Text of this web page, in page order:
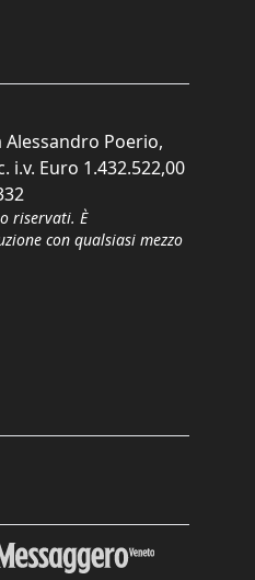
Alessandro Poerio,
i.v. Euro 1.432.522,00
riservati. È
con qualsiasi mezzo